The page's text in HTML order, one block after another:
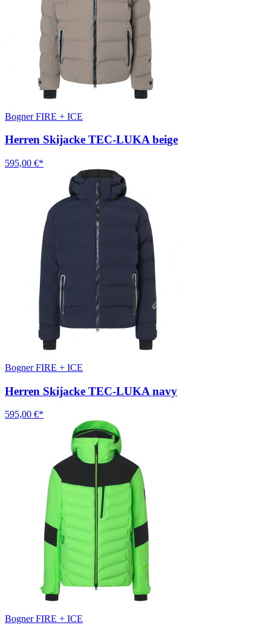
Bogner FIRE + ICE
Herren Skijacke TEC-LUKA beige
595,00 €*
Bogner FIRE + ICE
Herren Skijacke TEC-LUKA navy
595,00 €*
Bogner FIRE + ICE